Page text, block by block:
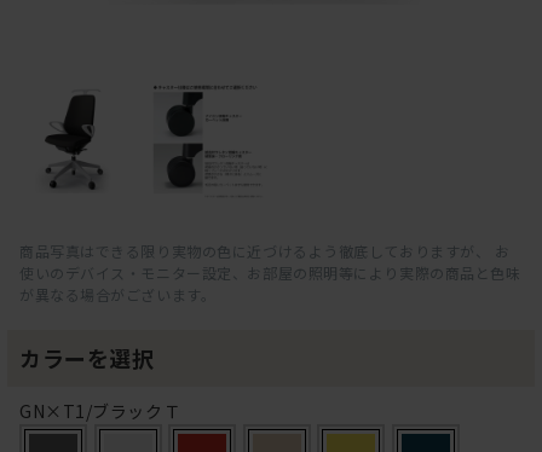
商品写真はできる限り実物の色に近づけるよう徹底しておりますが、 お
使いのデバイス・モニター設定、お部屋の照明等により実際の商品と色味
が異なる場合がございます。
カラーを選択
GN×T1/ブラックＴ